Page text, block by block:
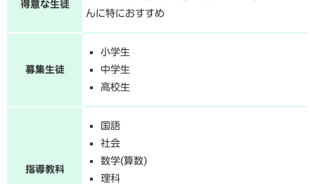
得意な生徒
んに特におすすめ
募集生徒
小学生
中学生
高校生
指導教科
国語
社会
数学(算数)
理科